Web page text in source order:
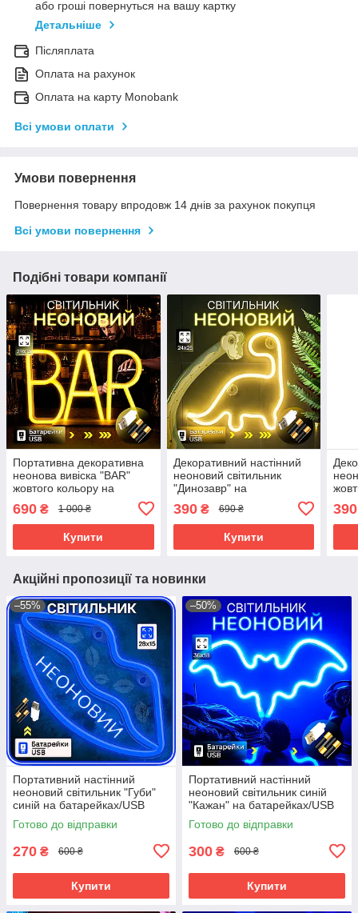
або гроші повернуться на вашу картку
Детальніше
Післяплата
Оплата на рахунок
Оплата на карту Monobank
Всі умови оплати
Умови повернення
Повернення товару впродовж 14 днів за рахунок покупця
Всі умови повернення
Подібні товари компанії
Портативна декоративна
неонова вивіска "BAR"
жовтого кольору на
батарейках/USB 29*14.5*2
см
690 ₴ 1 000 ₴
Купити
Декоративний настінний
неоновий світильник
"Динозавр" на
батарейках/USB 23.5*24.5
см
390₴ 690 ₴
Купити
см
390
Акційні пропозиції та новинки
–55%
Портативний настінний
неоновий світильник "Губи"
синій на батарейках/USB
28*15см
Готово до відправки
270 ₴ 600 ₴
Купити
–50%
Портативний настінний
неоновий світильник синій
"Кажан" на батарейках/USB
36*2*18 см
Готово до відправки
300 ₴ 600 ₴
Купити